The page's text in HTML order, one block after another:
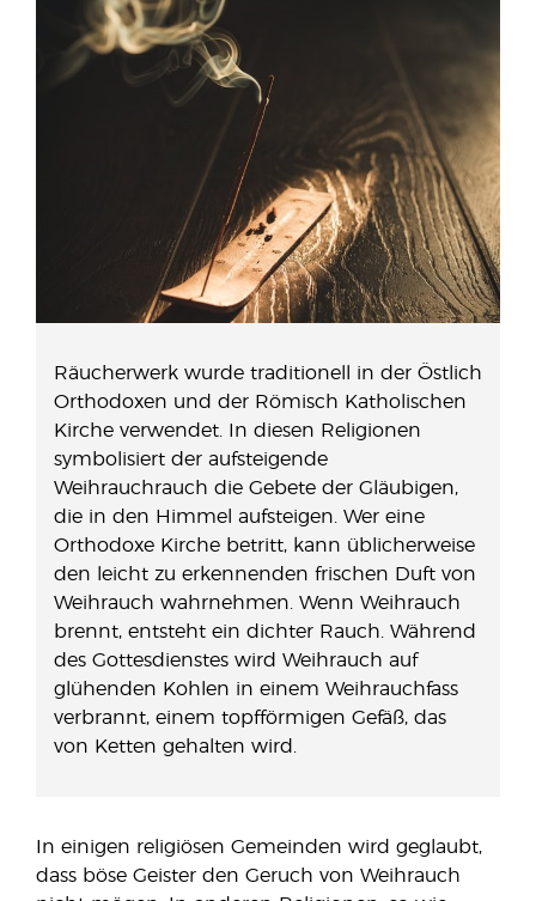
Räucherwerk wurde traditionell in der Östlich
Orthodoxen und der Römisch Katholischen
Kirche verwendet. In diesen Religionen
symbolisiert der aufsteigende
Weihrauchrauch die Gebete der Gläubigen,
die in den Himmel aufsteigen. Wer eine
Orthodoxe Kirche betritt, kann üblicherweise
den leicht zu erkennenden frischen Duft von
Weihrauch wahrnehmen. Wenn Weihrauch
brennt, entsteht ein dichter Rauch. Während
des Gottesdienstes wird Weihrauch auf
glühenden Kohlen in einem Weihrauchfass
verbrannt, einem topfförmigen Gefäß, das
von Ketten gehalten wird.
In einigen religiösen Gemeinden wird geglaubt,
dass böse Geister den Geruch von Weihrauch